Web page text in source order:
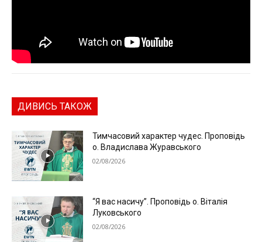
ДИВИСЬ ТАКОЖ
Тимчасовий характер чудес. Проповідь
о. Владислава Журавського
02/08/2026
“Я вас насичу”. Проповідь о. Віталія
Луковського
02/08/2026